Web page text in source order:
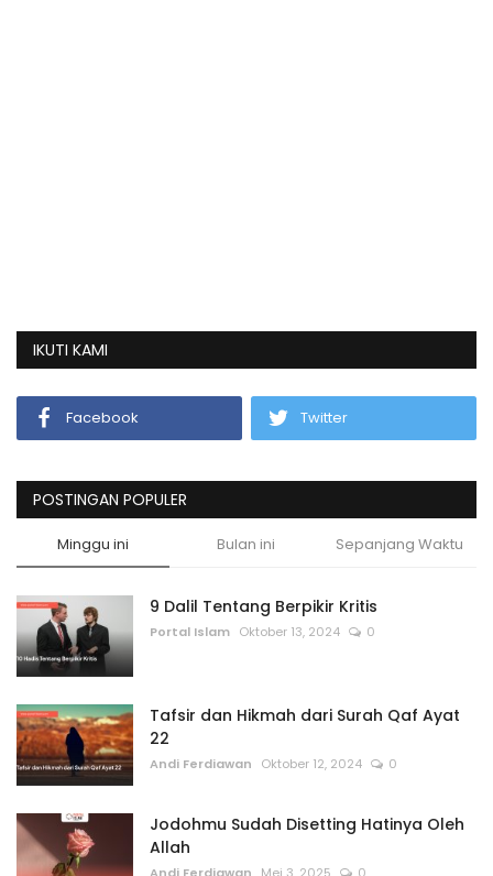
IKUTI KAMI
Facebook Twitter
POSTINGAN POPULER
Minggu ini Bulan ini Sepanjang Waktu
9 Dalil Tentang Berpikir Kritis
Portal Islam Oktober 13, 2024 0
Tafsir dan Hikmah dari Surah Qaf Ayat
22
Andi Ferdiawan Oktober 12, 2024 0
Jodohmu Sudah Disetting Hatinya Oleh
Allah